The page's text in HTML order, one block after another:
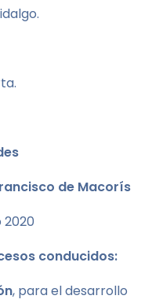
de Macorís
2020
conducidos:
, para el desarrollo